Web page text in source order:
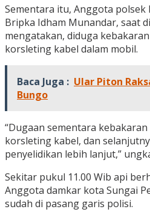
Sementara itu, Anggota polsek
Bripka Idham Munandar, saat
mengatakan, diduga
korsleting kabel dalam mobil.
Baca Juga : Ular Piton
Bungo
“Dugaan sementara
korsleting kabel, dan
penyelidikan lebih lanjut,”
Sekitar pukul 11.00 Wib api
Anggota damkar kota Sungai
sudah di pasang garis polisi.